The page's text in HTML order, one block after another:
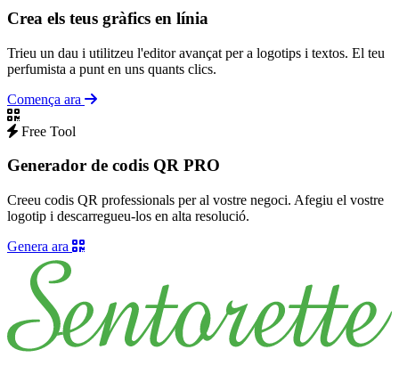
Crea els teus gràfics en línia
Trieu un dau i utilitzeu l'editor avançat per a logotips i textos. El teu
perfumista a punt en uns quants clics.
Comença ara
Free Tool
Generador de codis QR PRO
Creeu codis QR professionals per al vostre negoci. Afegiu el vostre
logotip i descarregueu-los en alta resolució.
Genera ara